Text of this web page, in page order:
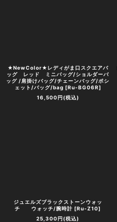
★NewColor★レディがま口スクエアバ
ッグ レッド ミニバッグ/ショルダーバ
ッグ /肩掛けバッグ/チェーンバッグ/ポシ
ェット/バッグ/bag [Ru-BG06R]
16,500円(税込)
ジュエルズブラックストーンウォッ
チ ウォッチ/腕時計 [Ru-Z10]
25,300円(税込)